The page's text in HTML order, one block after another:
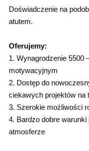
Doświadczenie na
atutem.
Oferujemy:
1. Wynagrodzenie 5500
motywacyjnym
2. Dostęp do
ciekawych projektów na
3. Szerokie możliwości
4. Bardzo dobre warunki
atmosferze